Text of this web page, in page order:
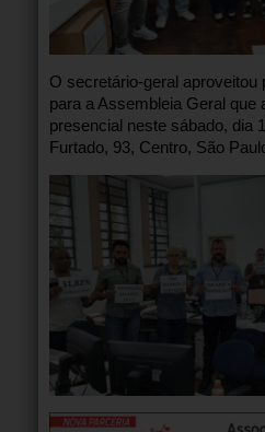
O secretário-geral aproveitou
para a Assembleia Geral que
presencial neste sábado, dia
Furtado, 93, Centro, São